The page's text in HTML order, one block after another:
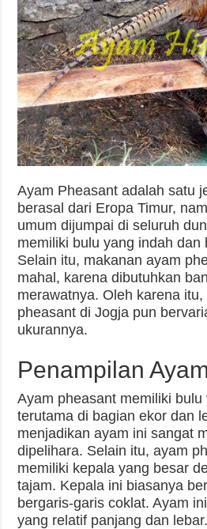
Ayam Pheasant adalah satu
berasal dari Eropa Timur,
umum dijumpai di seluruh
memiliki bulu yang indah dan
Selain itu, makanan ayam
mahal, karena dibutuhkan
merawatnya. Oleh karena
pheasant di Jogja pun
ukurannya.
Penampilan
Ayam pheasant memiliki
terutama di bagian ekor dan
menjadikan ayam ini sangat
dipelihara. Selain itu, ayam
memiliki kepala yang besar
tajam. Kepala ini biasanya
bergaris-garis coklat. Ayam
yang relatif panjang dan lebar.